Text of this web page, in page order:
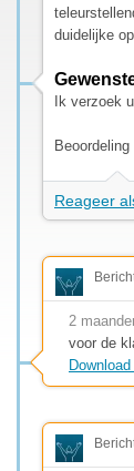
duidelijke
Ik verzoek
Beoordeling
Reageer
2
voor de